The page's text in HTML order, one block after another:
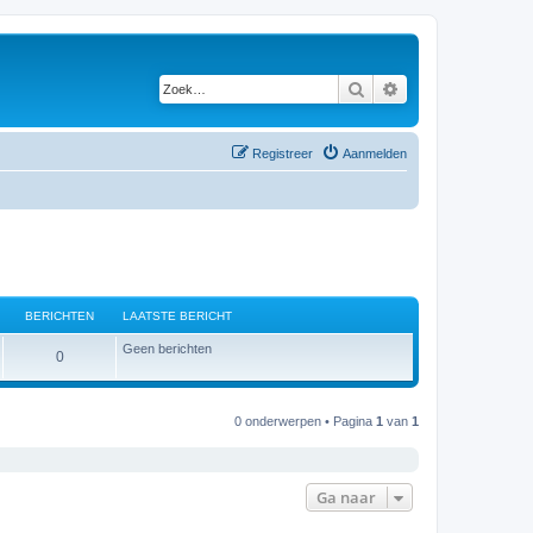
Zoek
Aanmelden
Registreer
BERICHTEN LAATSTE BERICHT
0B
e
Geen berichten
0 onderwerpen • Pagina 1 van 1
Ga naar